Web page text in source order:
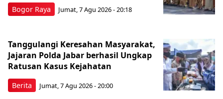
Bogor Raya Jumat, 7 Agu 2026 - 20:18
Berita
Tanggulangi Keresahan Masyarakat,
Jajaran Polda Jabar berhasil Ungkap
Ratusan Kasus Kejahatan
Jumat, 7 Agu 2026 - 20:00